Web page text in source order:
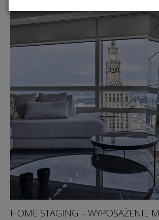
HOME STAGING – WYPOSAŻENIE